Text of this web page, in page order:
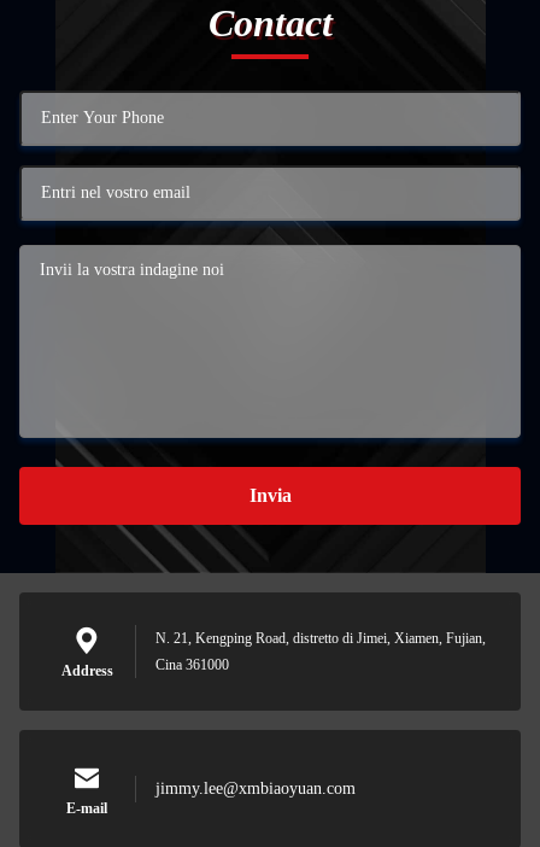
Contact
Invia
Address
N. 21, Kengping Road, distretto di Jimei, Xiamen, Fujian,
Cina 361000
E-mail
jimmy.lee@xmbiaoyuan.com